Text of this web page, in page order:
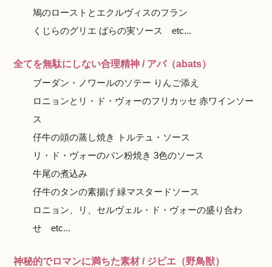
鳩のローストとエクルヴィスのフラン
くじらのグリエ ばらの実ソース etc...
全てを無駄にしない合理精神 / アバ（abats）
ブーダン・ノワールのソテー りんご添え
ロニョンとリ・ド・ヴォーのフリカッセ 赤ワインソー
ス
仔牛の頭の蒸し焼き トルテュ・ソース
リ・ド・ヴォーのパン粉焼き 3色のソース
牛尾の煮込み
仔牛のタンの素揚げ 緑マスタードソース
ロニョン、リ、セルヴェル・ド・ヴォーの盛り合わ
せ etc...
神秘的でロマンに満ちた素材 / ジビエ（野鳥獣）